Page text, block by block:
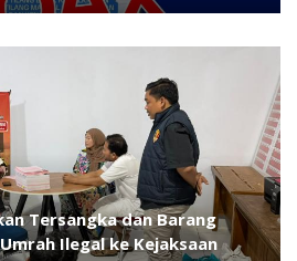
Tersangka dan Barang
Ilegal ke Kejaksaan